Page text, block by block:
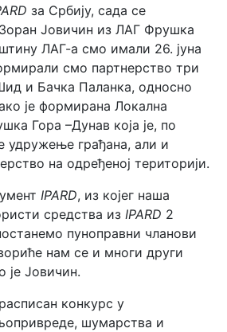
за Србију, сада се
Зоран Јовичин из ЛАГ Фрушка
ЛАГ-а смо имали 26. јуна
смо партнерство три
и Бачка Паланка, односно
је формирана Локална
Гора –Дунав која је, по
удружење грађана, али и
на одређеној територији.
IPARD, из којег наша
средства из IPARD 2
пуноправни чланови
нам се и многи други
је Јовичин.
конкурс у
шумарства и